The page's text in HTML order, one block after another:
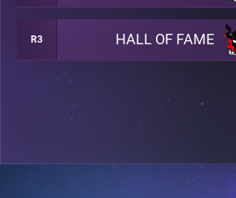
R3 HALL OF FAME